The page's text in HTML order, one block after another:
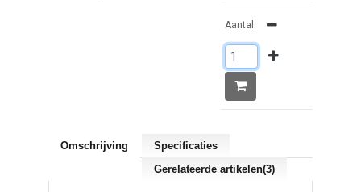
Aantal:
Omschrijving
Specificaties
Gerelateerde artikelen(3)